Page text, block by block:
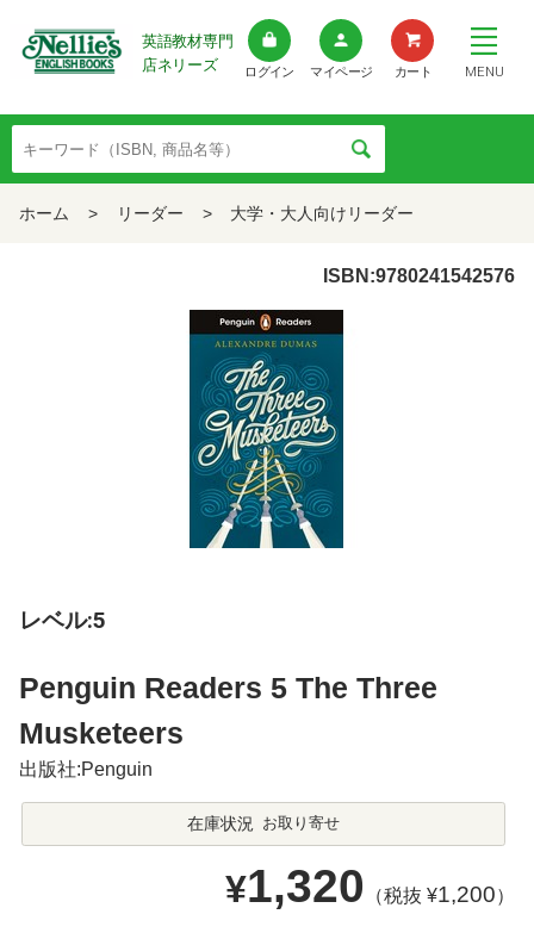
英語教材専門
店ネリーズ
ログイン マイページ カート MENU
ホーム > リーダー > 大学・大人向けリーダー
ISBN:9780241542576
レベル:5
Penguin Readers 5 The Three
Musketeers
出版社:Penguin
在庫状況 お取り寄せ
¥1,320 （税抜 ¥1,200）